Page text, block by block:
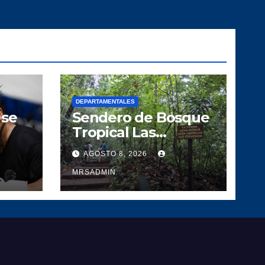
DEPARTAMENTALES
Sendero de Bosque
Tropical Las
Escobas un
pedacito de tesoro
Guatemalteco
AGOSTO 8, 2026
MRSADMIN